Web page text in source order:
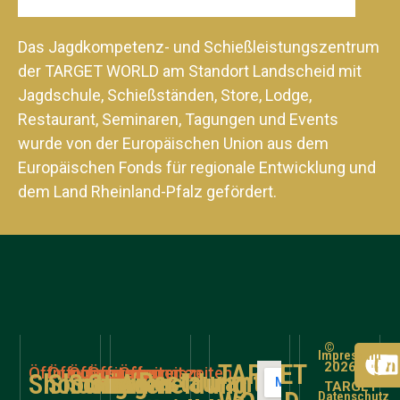
Das Jagdkompetenz- und Schießleistungszentrum
der TARGET WORLD am Standort Landscheid mit
Jagdschule, Schießständen, Store, Lodge,
Restaurant, Seminaren, Tagungen und Events
wurde von der Europäischen Union aus dem
Europäischen Fonds für regionale Entwicklung und
dem Land Rheinland-Pfalz gefördert.
Öffnungszeiten
Shooting
Öffnungszeiten
Shooting
Öffnungszeiten
Schießen
Öffnungszeiten
StoreÖffnungszeiten
Anmeldung
RestaurantTARGET
Impressum
Datenschutz
©
2026
TARGET